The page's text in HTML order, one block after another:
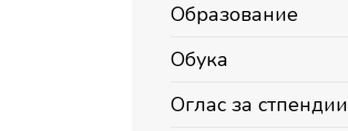
Образование
Обука
Оглас за стпендии